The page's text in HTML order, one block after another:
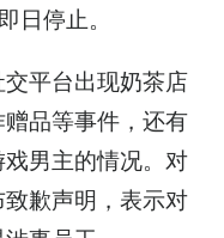
日停止。
平台出现奶茶店
品等事件，还有
男主的情况。对
歉声明，表示对